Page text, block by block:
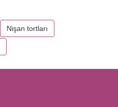
Nişan tortları